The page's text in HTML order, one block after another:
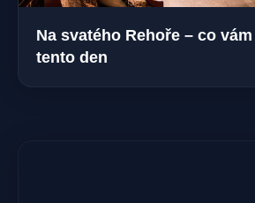
Na svatého Rehoře – co
tento den